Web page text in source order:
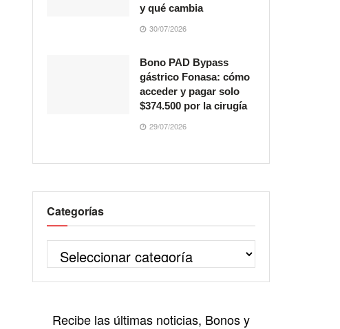
y qué cambia
30/07/2026
Bono PAD Bypass
gástrico Fonasa: cómo
acceder y pagar solo
$374.500 por la cirugía
29/07/2026
Categorías
Recibe las últimas noticias, Bonos y